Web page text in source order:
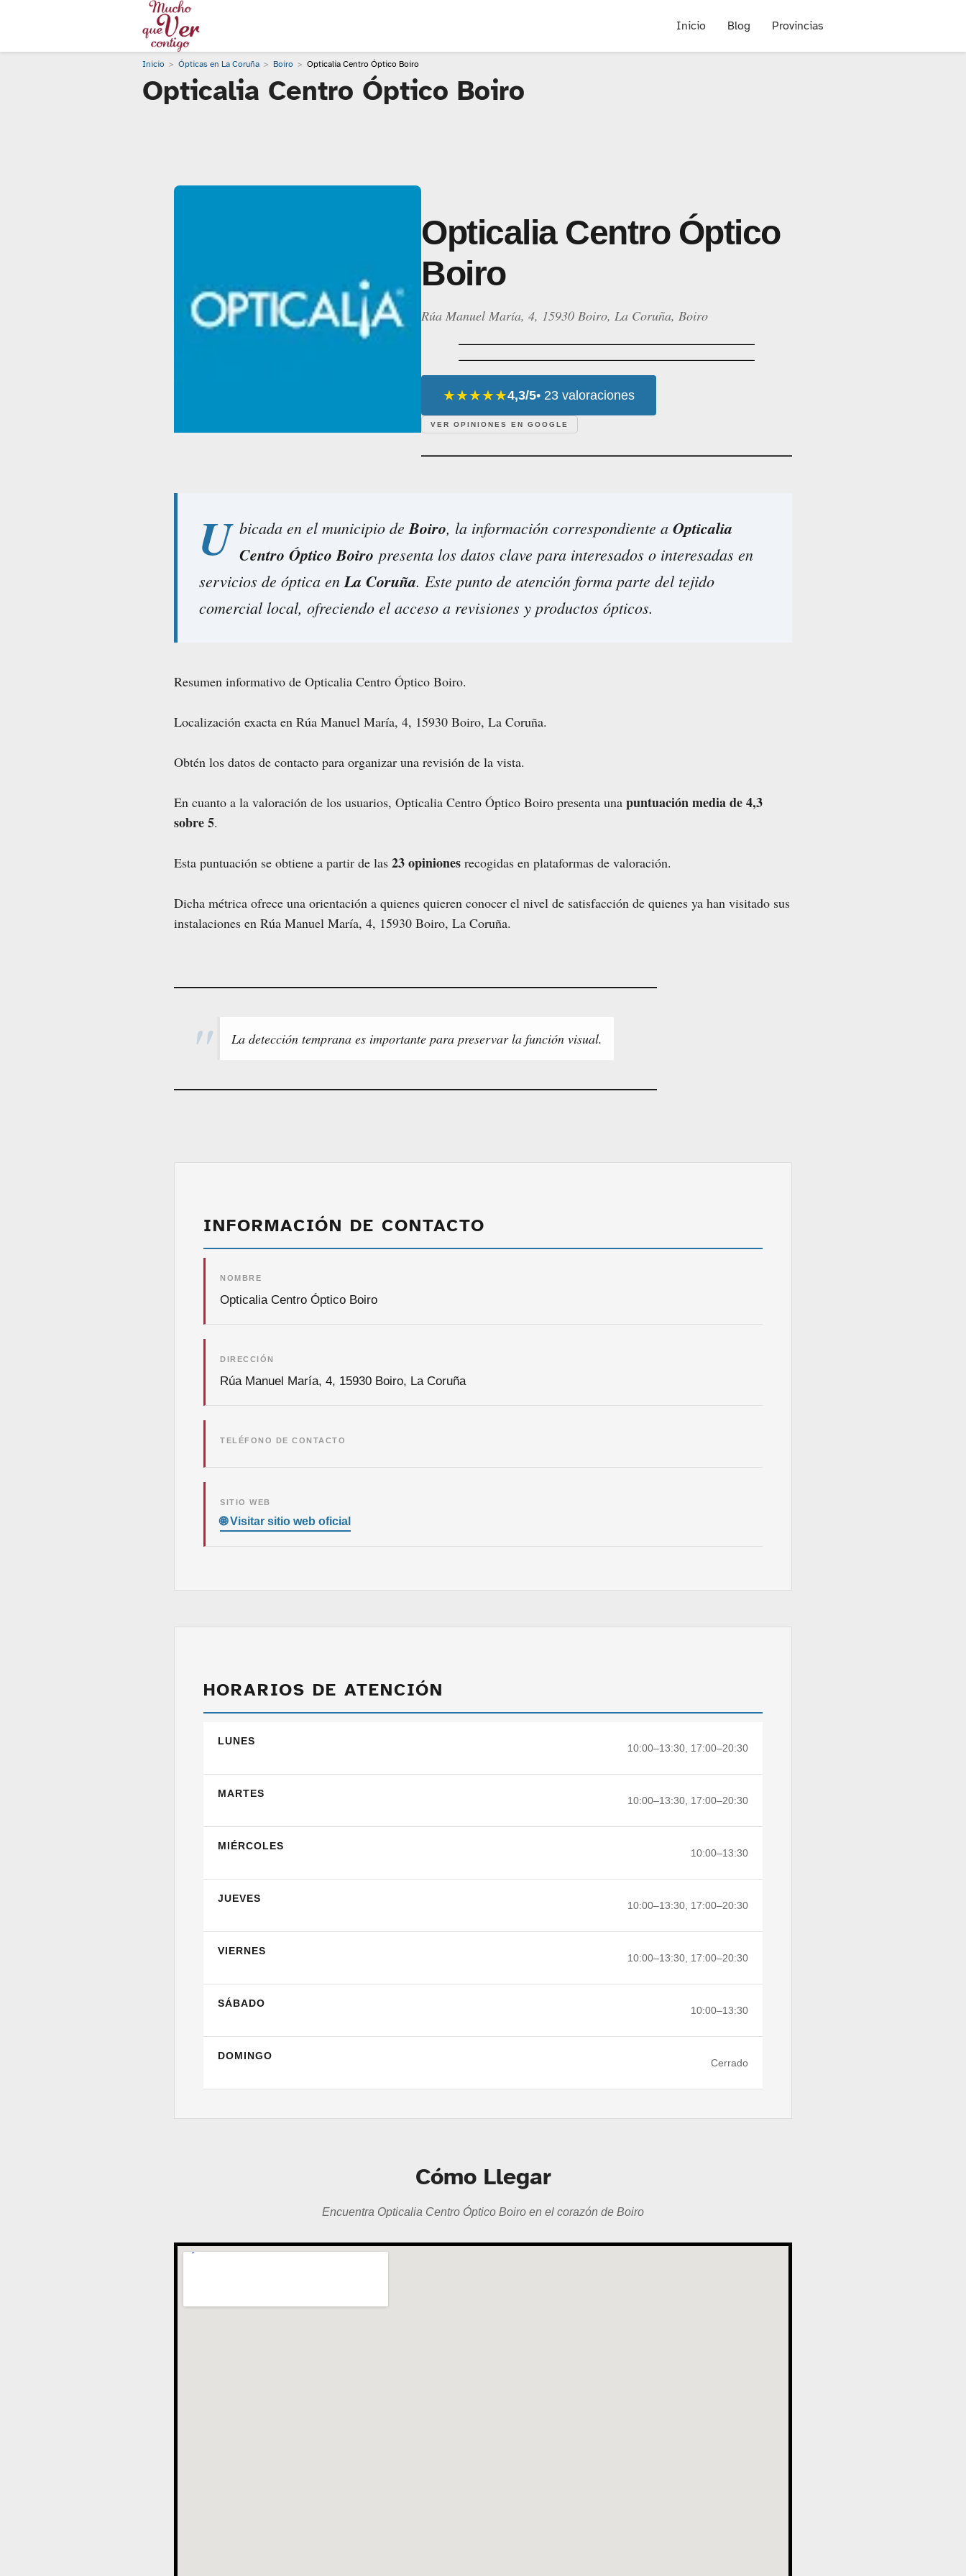
Inicio Blog Provincias
Inicio Ópticas en La Coruña Boiro Opticalia Centro Óptico Boiro
Opticalia Centro Óptico Boiro
Opticalia Centro Óptico
Boiro
Rúa Manuel María, 4, 15930 Boiro, La Coruña, Boiro
★★★★★4,3/5• 23 valoraciones
VER OPINIONES EN GOOGLE
U bicada en el municipio deBoiro, la información correspondiente a Opticalia
Centro Óptico Boiro presenta los datos clave para interesados o interesadas en
servicios de óptica enLa Coruña. Este punto de atención forma parte del tejido
comercial local, ofreciendo el acceso a revisiones y productos ópticos.
Resumen informativo de Opticalia Centro Óptico Boiro.
Localización exacta en Rúa Manuel María, 4, 15930 Boiro, La Coruña.
Obtén los datos de contacto para organizar una revisión de la vista.
En cuanto a la valoración de los usuarios, Opticalia Centro Óptico Boiro presenta una puntuación media de 4,3
sobre 5.
Esta puntuación se obtiene a partir de las 23 opiniones recogidas en plataformas de valoración.
Dicha métrica ofrece una orientación a quienes quieren conocer el nivel de satisfacción de quienes ya han visitado sus
instalaciones en Rúa Manuel María, 4, 15930 Boiro, La Coruña.
La detección temprana es importante para preservar la función visual.
INFORMACIÓN DE CONTACTO
NOMBRE
Opticalia Centro Óptico Boiro
DIRECCIÓN
Rúa Manuel María, 4, 15930 Boiro, La Coruña
TELÉFONO DE CONTACTO
SITIO WEB
HORARIOS DE ATENCIÓN
LUNES
10:00–13:30, 17:00–20:30
MARTES
10:00–13:30, 17:00–20:30
MIÉRCOLES
10:00–13:30
JUEVES
10:00–13:30, 17:00–20:30
VIERNES
10:00–13:30, 17:00–20:30
SÁBADO
10:00–13:30
DOMINGO
Cerrado
Cómo Llegar
Encuentra Opticalia Centro Óptico Boiro en el corazón de Boiro